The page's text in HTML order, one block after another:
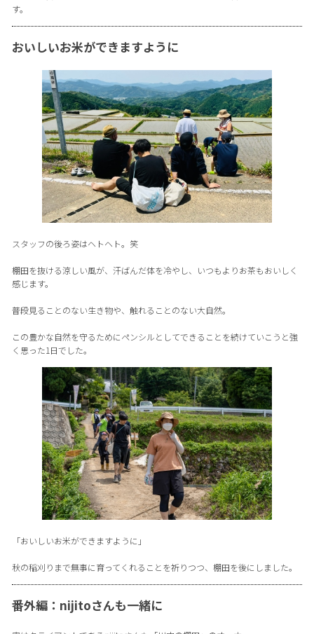
す。
おいしいお米ができますように
スタッフの後ろ姿はヘトヘト。笑
棚田を抜ける涼しい風が、汗ばんだ体を冷やし、いつもよりお茶もおいしく
感じます。
普段見ることのない生き物や、触れることのない大自然。
この豊かな自然を守るためにペンシルとしてできることを続けていこうと強
く思った1日でした。
「おいしいお米ができますように」
秋の稲刈りまで無事に育ってくれることを祈りつつ、棚田を後にしました。
番外編：nijitoさんも一緒に